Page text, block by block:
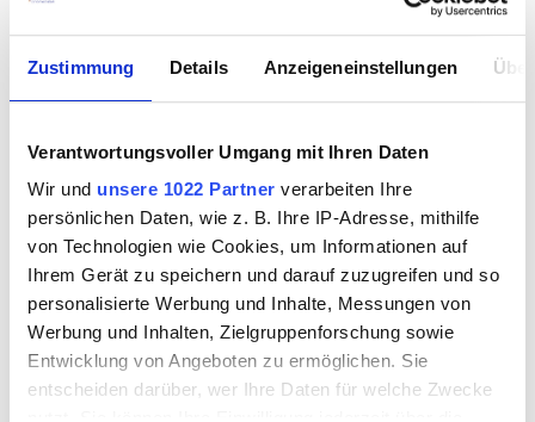
Zustimmung Details Anzeigeneinstellungen
Verantwortungsvoller Umgang mit Ihren Daten
Wir und unsere 1022 Partner verarbeiten Ihre
persönlichen Daten, wie z. B. Ihre IP-Adresse, mithilfe
von Technologien wie Cookies, um Informationen auf
Ihrem Gerät zu speichern und darauf zuzugreifen und so
personalisierte Werbung und Inhalte, Messungen von
Werbung und Inhalten, Zielgruppenforschung sowie
Entwicklung von Angeboten zu ermöglichen. Sie
entscheiden darüber, wer Ihre Daten für welche Zwecke
Hier erfährst du mehr über unsere
Fitnessangebote und exklusiven Online-
Weiterentwicklung & Fortbildung
Damit dein Fachwissen jederzeit auf Top-
Level ist, unterstützen wir dich gerne mit
bis zu 2500 € für Fort- und Weiterbildungen.
Mehr zu Jobvorteilen
Empfehlungsprogramm